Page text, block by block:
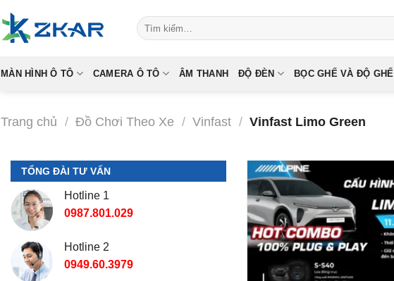
to
content
Tìm
kiếm:
MÀN HÌNH Ô TÔ CAMERA Ô TÔ ÂM THANH ĐỘ ĐÈN BỌC GHẾ VÀ ĐỘ GHẾ
Trang chủ / Đồ Chơi Theo Xe / Vinfast / Vinfast Limo Green
TỔNG ĐÀI TƯ VẤN
Hotline 1
0987.801.029
Hotline 2
0949.60.3979